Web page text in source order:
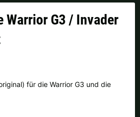
Warrior G3 / Invader
für die Warrior G3 und die